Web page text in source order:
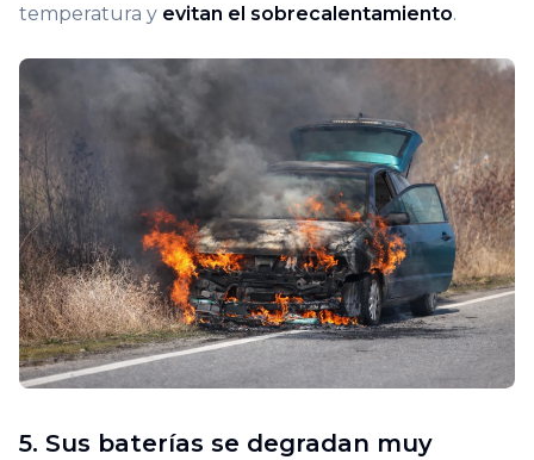
temperatura y evitan el sobrecalentamiento.
5. Sus baterías se degradan muy